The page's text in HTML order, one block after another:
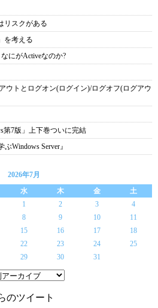
リスクがある
を考える
なにがActiveなのか?
ウトとログオン(ログイン)/ログオフ(ログアウ
第7版」上下巻ついに完結
Windows Server』
2026年7月
水 木 金
土
1
2 3
4
8 9 10
11
15 16 17
18
22 23 24
25
29 30 31
のツイート